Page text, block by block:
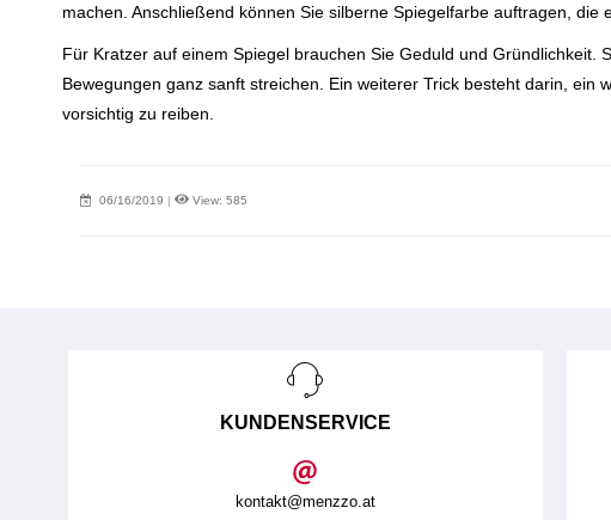
machen. Anschließend können Sie silberne Spiegelfarbe auftragen, die
Für Kratzer auf einem Spiegel brauchen Sie Geduld und
Bewegungen ganz sanft streichen. Ein weiterer Trick besteht darin,
vorsichtig zu reiben.
06/16/2019 | View: 585
KUNDENSERVICE
kontakt@menzzo.at